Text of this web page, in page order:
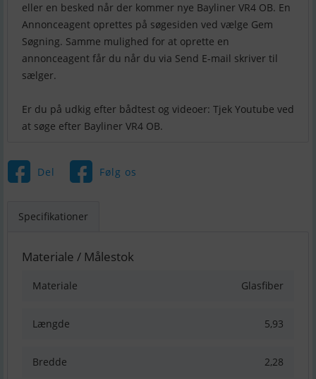
eller en besked når der kommer nye Bayliner VR4 OB. En
Annonceagent oprettes på søgesiden ved vælge Gem
Søgning. Samme mulighed for at oprette en
annonceagent får du når du via Send E-mail skriver til
sælger.
Er du på udkig efter bådtest og videoer: Tjek Youtube ved
at søge efter Bayliner VR4 OB.
Del Følg os
Specifikationer
Materiale / Målestok
Materiale Glasfiber
Længde 5,93
Bredde 2,28